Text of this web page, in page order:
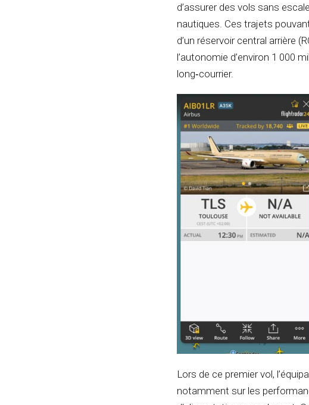
d’assurer des vols sans
nautiques. Ces trajets
d’un réservoir central arrière
l’autonomie d’environ 1 000
long‑courrier.
Lors de ce premier vol,
notamment sur les